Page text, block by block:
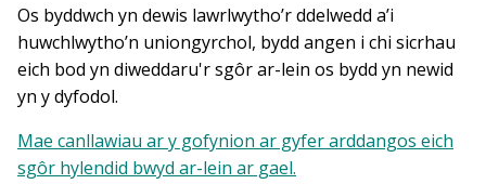
Os byddwch yn dewis lawrlwytho’r ddelwedd a’i
huwchlwytho’n uniongyrchol, bydd angen i chi sicrhau
eich bod yn diweddaru'r sgôr ar-lein os bydd yn newid
yn y dyfodol.
Mae canllawiau ar y gofynion ar gyfer arddangos eich
sgôr hylendid bwyd ar-lein ar gael.